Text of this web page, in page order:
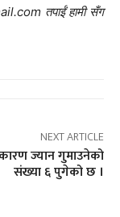
तपाईं हामी सँग
NEXT ARTICLE
ज्यान गुमाउनेको
संख्या ६ पुगेको छ ।